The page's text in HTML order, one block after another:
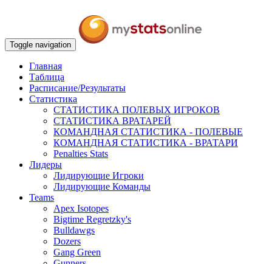
Toggle navigation
Главная
Таблица
Расписание/Результаты
Статистика
СТАТИСТИКА ПОЛЕВЫХ ИГРОКОВ
СТАТИСТИКА ВРАТАРЕЙ
КОМАНДНАЯ СТАТИСТИКА - ПОЛЕВЫЕ
КОМАНДНАЯ СТАТИСТИКА - ВРАТАРИ
Penalties Stats
Лидеры
Лидирующие Игроки
Лидирующие Команды
Teams
Apex Isotopes
Bigtime Regretzky's
Bulldawgs
Dozers
Gang Green